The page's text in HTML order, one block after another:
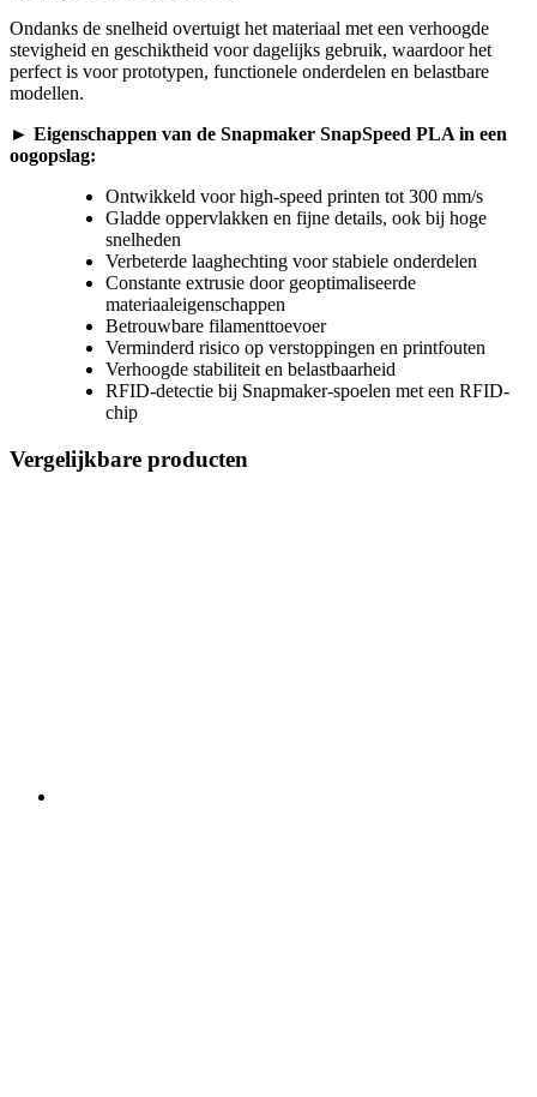
Ondanks de snelheid overtuigt het materiaal met een verhoogde
stevigheid en geschiktheid voor dagelijks gebruik, waardoor het
perfect is voor prototypen, functionele onderdelen en belastbare
modellen.
► Eigenschappen van de Snapmaker SnapSpeed PLA in een
oogopslag:
Ontwikkeld voor high-speed printen tot 300 mm/s
Gladde oppervlakken en fijne details, ook bij hoge
snelheden
Verbeterde laaghechting voor stabiele onderdelen
Constante extrusie door geoptimaliseerde
materiaaleigenschappen
Betrouwbare filamenttoevoer
Verminderd risico op verstoppingen en printfouten
Verhoogde stabiliteit en belastbaarheid
RFID-detectie bij Snapmaker-spoelen met een RFID-
chip
Vergelijkbare producten